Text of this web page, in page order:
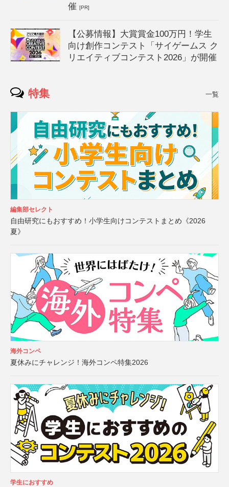
催[PR]
【公募情報】大賞賞金100万円！学生
向け創作コンテスト「サイゲームス ク
リエイティブコンテスト2026」が開催
特集 一覧
編集部セレクト
自由研究にもおすすめ！小学生向けコンテストまとめ《2026
夏》
海外コンペ
夏休みにチャレンジ！海外コンペ特集2026
学生におすすめ